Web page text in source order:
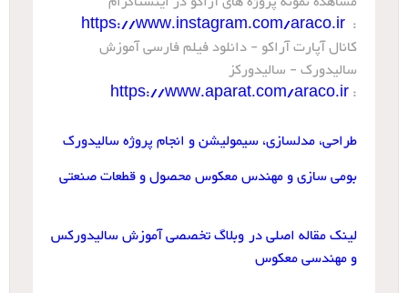
:
کانال آپارت آراکو - دانلود فیلم فارسی آموزش
سالیدورک - سالیدورکز
:
https://www.aparat.com/araco.ir
طراحی، مدلسازی، سیمولیشن و انجام پروژه سالیدورک
بومی سازی و مهندس معکوس محصول و قطعات صنعتی
لینک مقاله اصلی در وبلاگ تخصصی آموزش سالیدورکس
و مهندسی معکوس